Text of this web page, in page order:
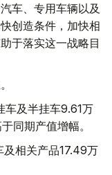
车、专用车辆以及
创造条件，加快相
于落实这一战略目
车及半挂车9.61万
同期产值增幅。
相关产品17.49万